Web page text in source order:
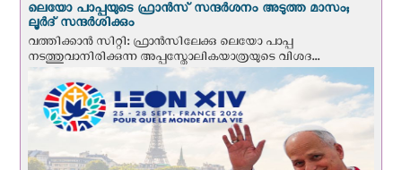
ലെയോ പാപ്പയുടെ ഫ്രാന്‍സ് സന്ദര്‍ശനം അടുത്ത മാസം;
ലൂര്‍ദ് സന്ദര്‍ശിക്കും
വത്തിക്കാന്‍ സിറ്റി: ഫ്രാൻസിലേക്കു ലെയോ പാപ്പ
നടത്തുവാനിരിക്കുന്ന അപ്പസ്തോലികയാത്രയുടെ വിശദ...